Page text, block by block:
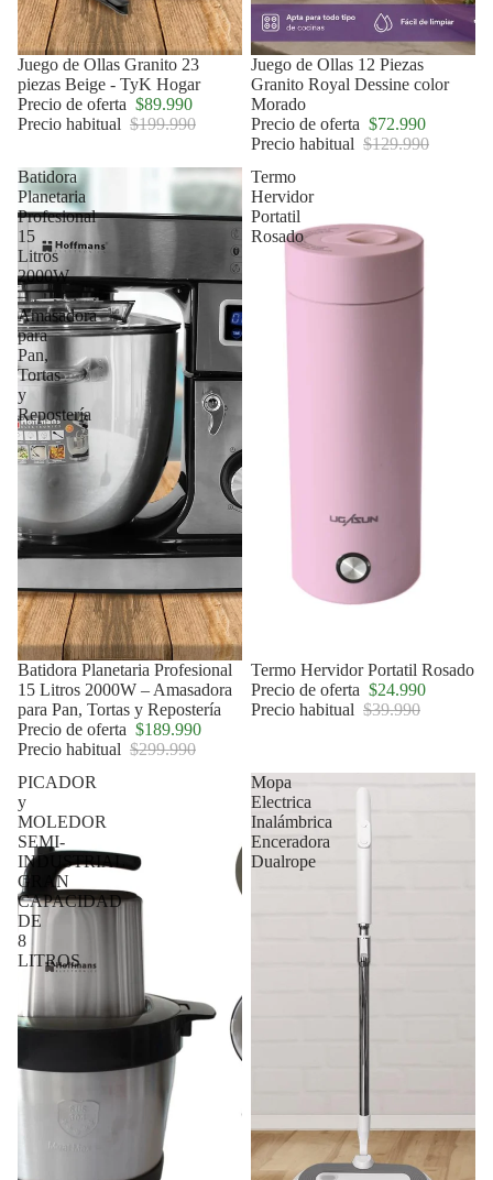
Oferta
Juego de Ollas Granito 23
piezas Beige - TyK Hogar
Precio de oferta $89.990
Precio habitual $199.990
Oferta
Juego de Ollas 12 Piezas
Granito Royal Dessine color
Morado
Precio de oferta $72.990
Precio habitual $129.990
Batidora
Planetaria
Profesional
15
Litros
2000W
–
Amasadora
para
Pan,
Tortas
y
Repostería
Agotado
Batidora Planetaria Profesional
15 Litros 2000W – Amasadora
para Pan, Tortas y Repostería
Precio de oferta $189.990
Precio habitual $299.990
Termo
Hervidor
Portatil
Rosado
Oferta
Termo Hervidor Portatil Rosado
Precio de oferta $24.990
Precio habitual $39.990
PICADOR
y
MOLEDOR
SEMI-
INDUSTRIAL
GRAN
CAPACIDAD
DE
8
LITROS
Mopa
Electrica
Inalámbrica
Enceradora
Dualrope